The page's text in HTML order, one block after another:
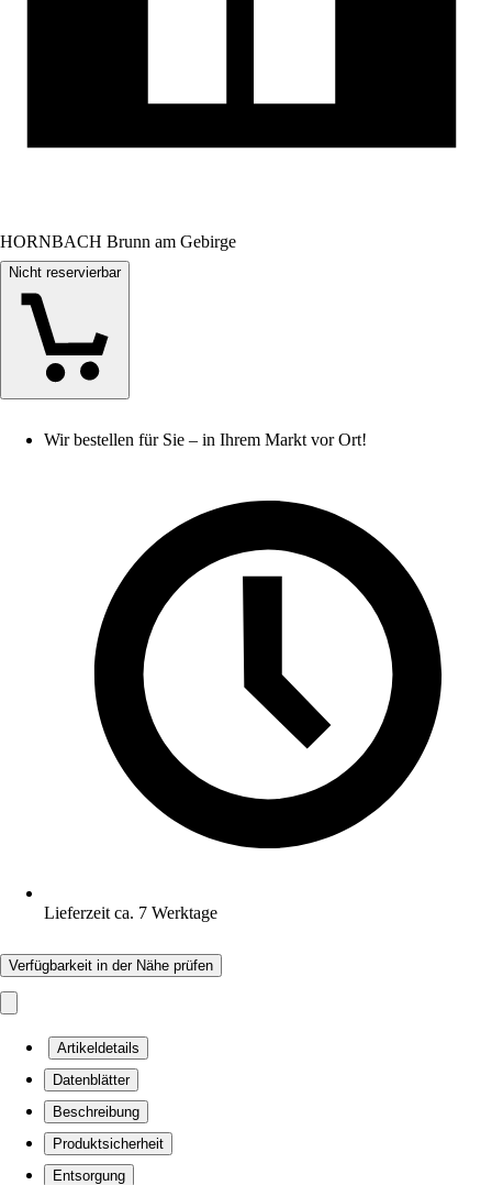
HORNBACH Brunn am Gebirge
Nicht reservierbar
Wir bestellen für Sie – in Ihrem Markt vor Ort!
Lieferzeit ca. 7 Werktage
Verfügbarkeit in der Nähe prüfen
Artikeldetails
Datenblätter
Beschreibung
Produktsicherheit
Entsorgung